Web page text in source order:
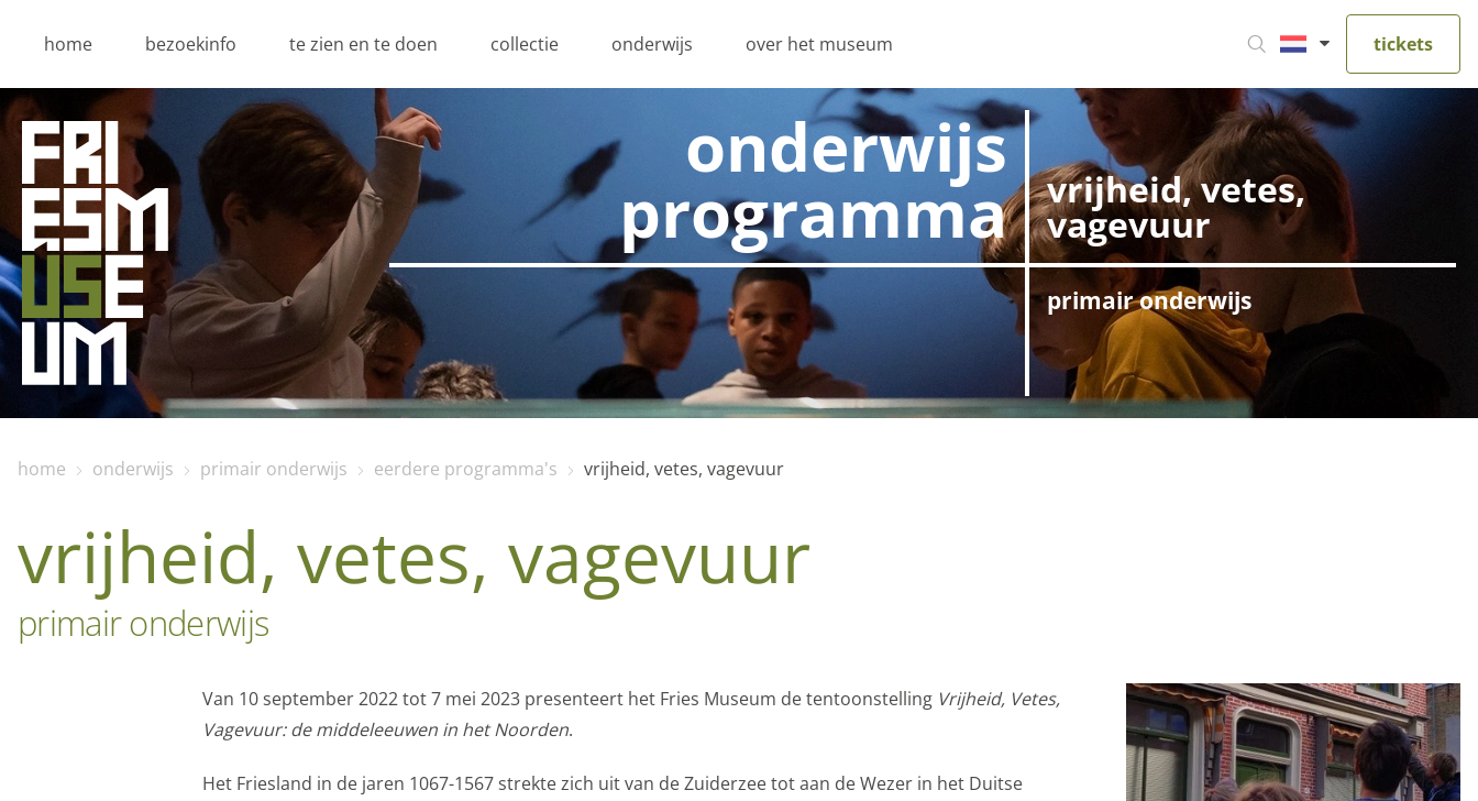
home bezoekinfo te zien en te doen collectie onderwijs over het museum tickets
onderwijs
programma vrijheid, vetes,
vagevuur
primair onderwijs
home onderwijs primair onderwijs eerdere programma's vrijheid, vetes, vagevuur
vrijheid, vetes, vagevuur
primair onderwijs
Van 10 september 2022 tot 7 mei 2023 presenteert het Fries Museum de tentoonstelling Vrijheid, Vetes,
Vagevuur: de middeleeuwen in het Noorden.
Het Friesland in de jaren 1067-1567 strekte zich uit van de Zuiderzee tot aan de Wezer in het Duitse